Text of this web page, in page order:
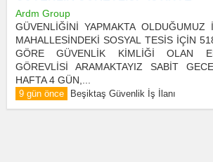
Ardm Group
GÜVENLİĞİNİ YAPMAKTA OLDUĞUMUZ
MAHALLESİNDEKİ SOSYAL TESİS İÇİN
GÖRE GÜVENLİK KİMLİĞİ OLAN
GÖREVLİSİ ARAMAKTAYIZ SABİT
HAFTA 4 GÜN,...
9 gün önce Beşiktaş Güvenlik İş İlanı